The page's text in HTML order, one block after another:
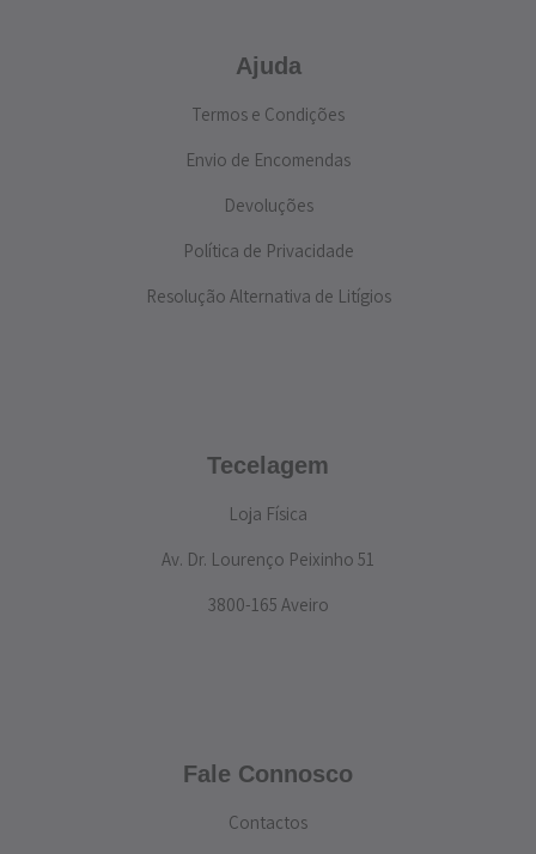
Ajuda
Termos e Condições
Envio de Encomendas
Devoluções
Política de Privacidade
Resolução Alternativa de Litígios
Tecelagem
Loja Física
Av. Dr. Lourenço Peixinho 51
3800-165 Aveiro
Fale Connosco
Contactos